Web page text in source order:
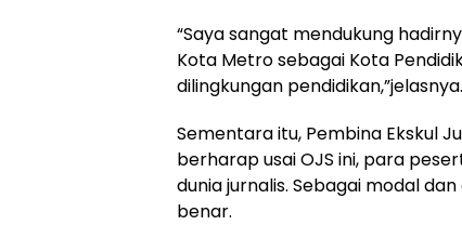
“Saya sangat mendukung
Kota Metro sebagai Kota
dilingkungan pendidikan,”jelasnya.
Sementara itu, Pembina Ekskul
berharap usai OJS ini, para
dunia jurnalis. Sebagai modal
benar.